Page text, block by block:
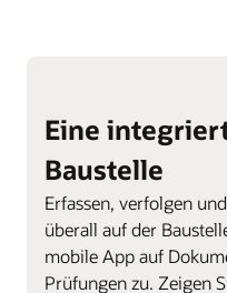
Eine
Baustelle
Erfassen, verfolgen
überall auf der
mobile App auf
Prüfungen zu. Zeigen